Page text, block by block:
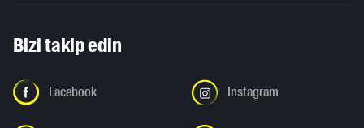
Bizi takip edin
Facebook Instagram